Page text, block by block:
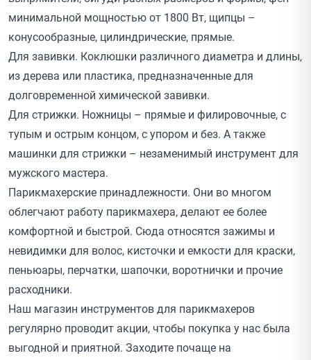
минимальной мощностью от 1800 Вт, щипцы –
конусообразные, цилиндрические, прямые.
Для завивки. Коклюшки различного диаметра и длины,
из дерева или пластика, предназначенные для
долговременной химической завивки.
Для стрижки. Ножницы – прямые и филировочные, с
тупым и острым концом, с упором и без. А также
машинки для стрижки – незаменимый инструмент для
мужского мастера.
Парикмахерские принадлежности. Они во многом
облегчают работу парикмахера, делают ее более
комфортной и быстрой. Сюда относятся зажимы и
невидимки для волос, кисточки и емкости для краски,
пеньюары, перчатки, шапочки, воротнички и прочие
расходники.
Наш магазин инструментов для парикмахеров
регулярно проводит акции, чтобы покупка у нас была
выгодной и приятной. Заходите почаще на